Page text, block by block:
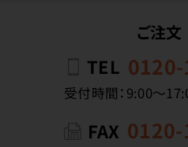
ご注文
TEL
受付時間：9:00〜
FAX